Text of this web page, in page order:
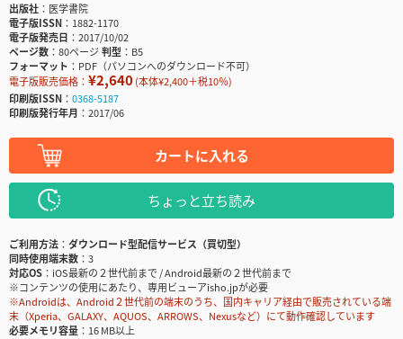
出版社
医学書院
電子版ISSN
1882-1170
電子版発売日
2017/10/02
ページ数
80ページ判型
B5
フォーマット
PDF（パソコンへのダウンロード不可）
電子版販売価格： ¥2,640(本体¥2,400＋税10％)
印刷版ISSN
0368-5187
印刷版発行年月
2017/06
カートに入れる
ちょっと立ち読み
ご利用方法
ダウンロード型配信サービス（買切型）
同時使用端末数
3
対応OS
iOS最新の２世代前まで / Android最新の２世代前まで
※コンテンツの使用にあたり、専用ビューアisho.jpが必要
※Androidは、Android２世代前の端末のうち、国内キャリア経由で販売されている端
末（Xperia、GALAXY、AQUOS、ARROWS、Nexusなど）にて動作確認しています
必要メモリ容量
16 MB以上